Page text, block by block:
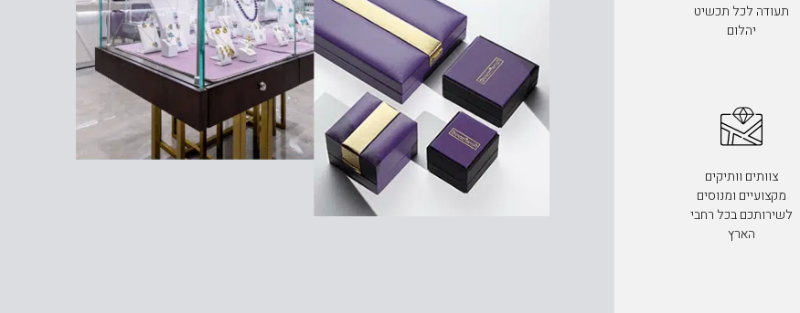
תעודה לכל תכשיט
יהלום
צוותים וותיקים
מקצועיים ומנוסים
לשירותכם בכל רחבי
הארץ